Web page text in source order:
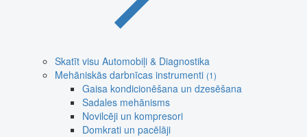
Skatīt visu Automobiļi & Diagnostika
Mehāniskās darbnīcas instrumenti (1)
Gaisa kondicionēšana un dzesēšana
Sadales mehānisms
Novilcēji un kompresori
Domkrati un pacēlāji